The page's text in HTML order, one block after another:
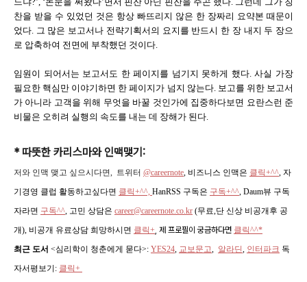
찬을 받을 수 있었던 것은 항상 빠뜨리지 않은 한 장짜리 요약본 때문이
었다. 그 많은 보고서나 전략기획서의 요지를 반드시 한 장 내지 두 장으
로 압축하여 전면에 부착했던 것이다.
임원이 되어서는 보고서도 한 페이지를 넘기지 못하게 했다. 사실 가장
필요한 핵심만 이야기하면 한 페이지가 넘지 않는다. 보고를 위한 보고서
가 아니라 고객을 위해 무엇을 바꿀 것인가에 집중하다보면 요란스런 준
비물은 오히려 실행의 속도를 내는 데 장해가 된다.
* 따뜻한 카리스마와 인맥맺기:
저와 인맥 맺고 싶으시다면, 트위터 @careernote, 비즈니스 인맥은 클릭+^^, 자
기경영 클럽 활동하고싶다면 클릭+^^, HanRSS 구독은 구독+^^, Daum뷰 구독
자라면 구독^^, 고민 상담은 career@careernote.co.kr (무료,단 신상 비공개후 공
개), 비공개 유료상담 희망하시면 클릭+ , 제 프로필이 궁금하다면 클릭^^*
최근 도서 <심리학이 청춘에게 묻다>: YES24, 교보문고, 알라딘, 인터파크 독
자서평보기: 클릭+